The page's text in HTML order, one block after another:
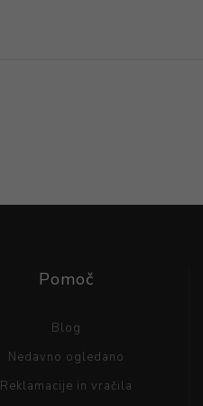
Pomoč
Blog
Nedavno ogledano
Reklamacije in vračila